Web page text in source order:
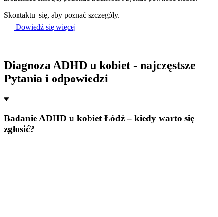
Skontaktuj się, aby poznać szczegóły.
Dowiedź się więcej
Diagnoza ADHD u kobiet - najczęstsze
Pytania i odpowiedzi
Badanie ADHD u kobiet Łódź – kiedy warto się
zgłosić?